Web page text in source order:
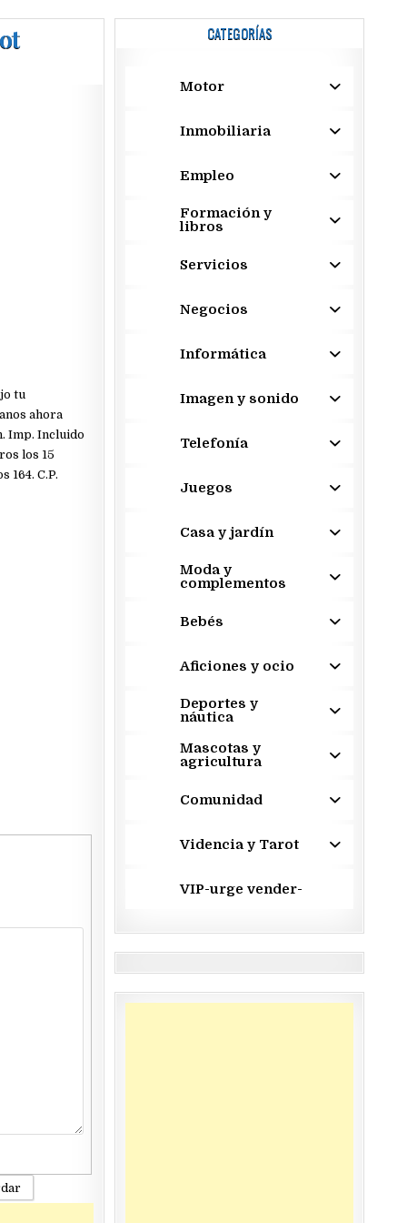
tu
ahora
Imp. Incluido
los 15
164. C.P.
CATEGORÍAS
Motor
Inmobiliaria
Empleo
Formación y
libros
Servicios
Negocios
Informática
Imagen y sonido
Telefonía
Juegos
Casa y jardín
Moda y
complementos
Bebés
Aficiones y ocio
Deportes y
náutica
Mascotas y
agricultura
Comunidad
Videncia y Tarot
VIP-urge vender-